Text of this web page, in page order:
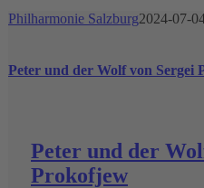
Philharmonie Salzburg2024-07-
Peter und der Wolf von Sergei
Peter und der
Prokofjew